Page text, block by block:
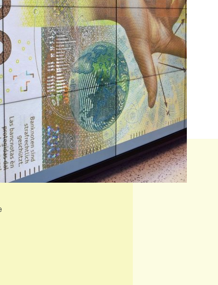
der SNB
Fachzeitschriften zu Geldpolitik, Volkswirtschaft,